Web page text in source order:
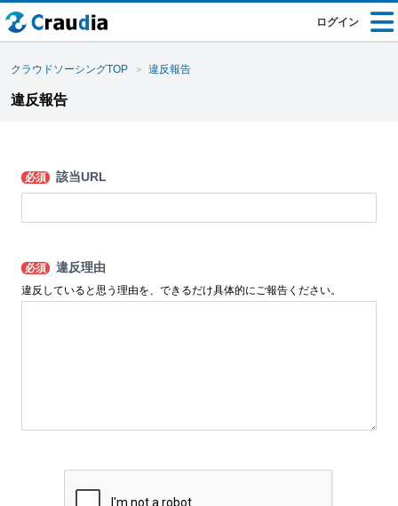
ログイン
クラウドソーシングTOP 違反報告
違反報告
必須 該当URL
必須 違反理由
違反していると思う理由を、できるだけ具体的にご報告ください。